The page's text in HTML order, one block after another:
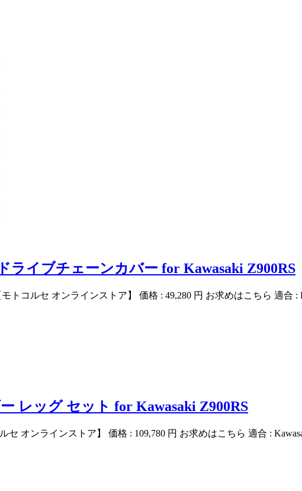
ライブチェーンカバー for Kawasaki Z900RS
トコルセ オンラインストア】 価格 : 49,280 円 お求めはこちら 適合 :
レッグ セット for Kawasaki Z900RS
オンラインストア】 価格 : 109,780 円 お求めはこちら 適合 :